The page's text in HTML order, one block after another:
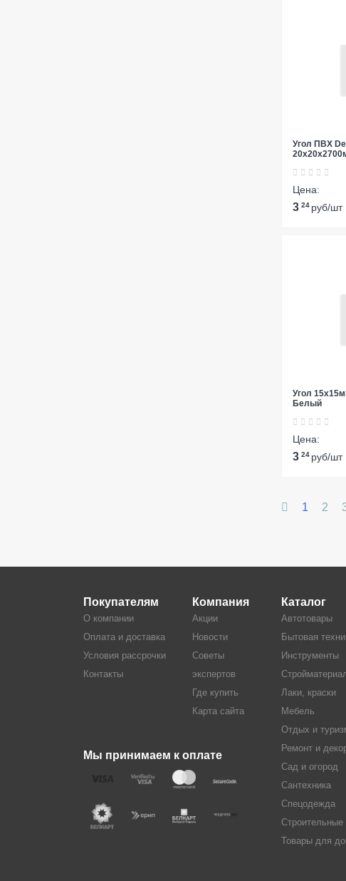
Угол ПВХ
Цена:
3 24 руб/шт
Угол
Белый
Цена:
3 24 руб/шт
1 2
Покупателям
О компании
Оплата и доставка
Условия рассрочки
Контакты
Компания
Акции
Новости
Советы
экспертов
Где купить
Карта сайта
Мы принимаем к оплате
Каталог
Автотовары
Бытовая
Инструменты
Лаки, краски
Мебель
Отдых и
Ремонт и
Сад и огород
Сантехника
Спецодежда
Товары для